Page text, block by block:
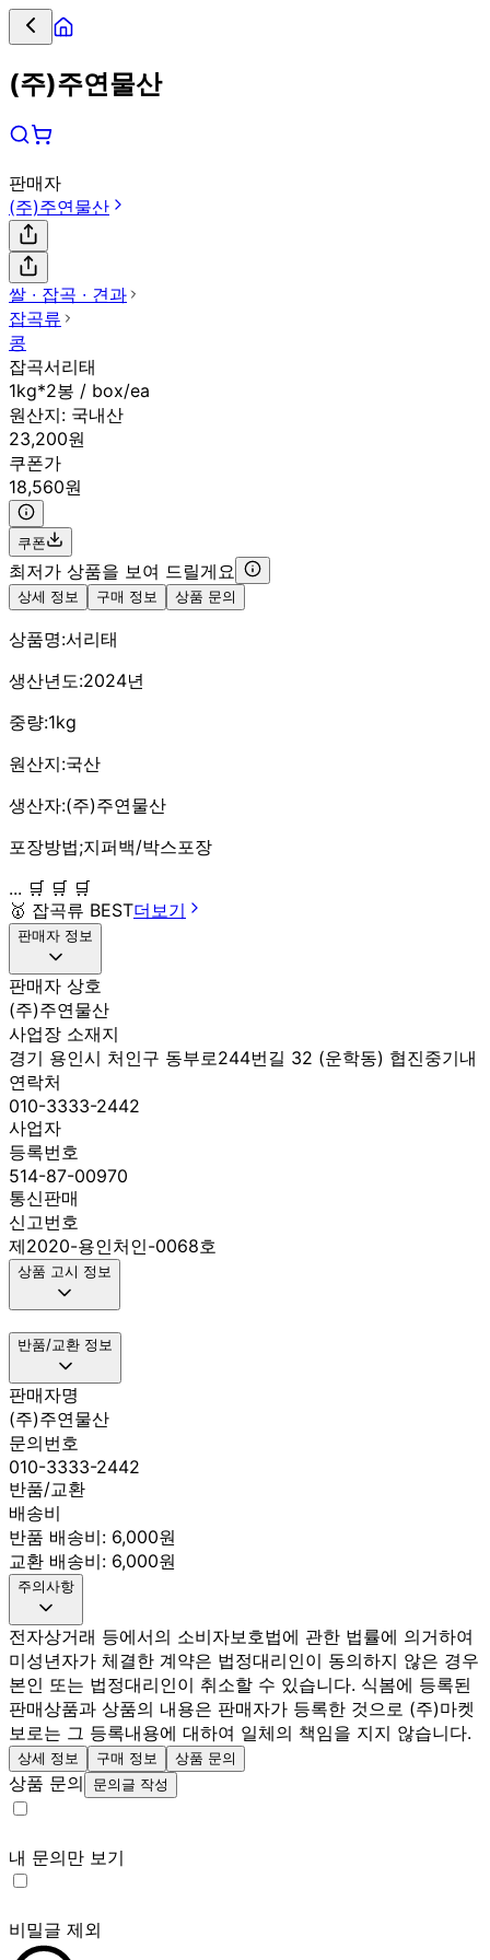
(주)주연물산
판매자
(주)주연물산
쌀 ∙ 잡곡 ∙ 견과
잡곡류
콩
잡곡서리태
1kg*2봉 / box/ea
원산지: 국내산
23,200원
쿠폰가
18,560원
쿠폰
최저가 상품을 보여 드릴게요
상세 정보 구매 정보 상품 문의
상품명:서리태
생산년도:2024년
중량:1kg
원산지:국산
생산자:(주)주연물산
포장방법;지퍼백/박스포장
... 🛒 🛒 🛒
🥇 잡곡류 BEST더보기
판매자 정보
판매자 상호
(주)주연물산
사업장 소재지
경기 용인시 처인구 동부로244번길 32 (운학동) 협진중기내
연락처
010-3333-2442
사업자
등록번호
514-87-00970
통신판매
신고번호
제2020-용인처인-0068호
상품 고시 정보
반품/교환 정보
판매자명
(주)주연물산
문의번호
010-3333-2442
반품/교환
배송비
반품 배송비: 6,000원
교환 배송비: 6,000원
주의사항
전자상거래 등에서의 소비자보호법에 관한 법률에 의거하여
미성년자가 체결한 계약은 법정대리인이 동의하지 않은 경우
본인 또는 법정대리인이 취소할 수 있습니다. 식봄에 등록된
판매상품과 상품의 내용은 판매자가 등록한 것으로 (주)마켓
보로는 그 등록내용에 대하여 일체의 책임을 지지 않습니다.
상세 정보 구매 정보 상품 문의
상품 문의 문의글 작성
내 문의만 보기
비밀글 제외